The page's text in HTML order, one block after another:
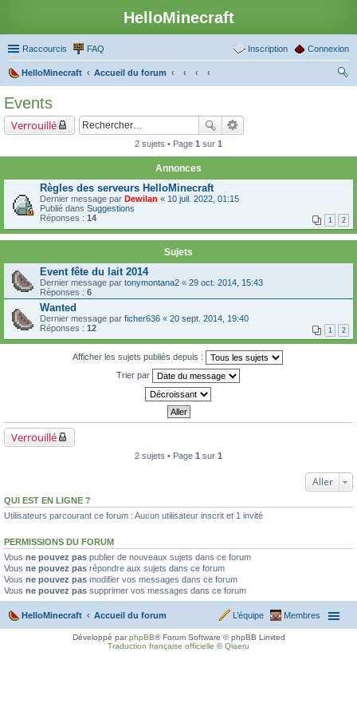
HelloMinecraft
Raccourcis FAQ Connexion
Inscription
HelloMinecraft
Accueil du forum
Events
Verrouillé
2 sujets • Page 1 sur 1
Annonces
Règles des serveurs HelloMinecraft
Dernier message par Dewilan « 10 juil. 2022, 01:15
Publié dans Suggestions
Réponses : 14 1 2
Sujets
Event fête du lait 2014
Dernier message par tonymontana2 « 29 oct. 2014, 15:43
Réponses : 6
Wanted
Dernier message par ficher636 « 20 sept. 2014, 19:40
Réponses : 12 1 2
Afficher les sujets publiés depuis :
Trier par
Verrouillé
2 sujets • Page 1 sur 1
Aller
QUI EST EN LIGNE ?
Utilisateurs parcourant ce forum : Aucun utilisateur inscrit et 1 invité
PERMISSIONS DU FORUM
Vous ne pouvez pas publier de nouveaux sujets dans ce forum
Vous ne pouvez pas répondre aux sujets dans ce forum
Vous ne pouvez pas modifier vos messages dans ce forum
Vous ne pouvez pas supprimer vos messages dans ce forum
HelloMinecraft Accueil du forum Membres
L’équipe
Développé parphpBB® Forum Software © phpBB Limited
Traduction française officielle ©Qiaeru